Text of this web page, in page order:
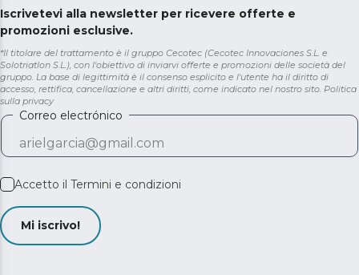
Iscrivetevi alla newsletter per ricevere offerte e
promozioni esclusive.
*Il titolare del trattamento è il gruppo Cecotec (Cecotec Innovaciones S.L. e
Solotriatlon S.L.), con l'obiettivo di inviarvi offerte e promozioni delle società del
gruppo. La base di legittimità è il consenso esplicito e l'utente ha il diritto di
accesso, rettifica, cancellazione e altri diritti, come indicato nel nostro sito. Politica
sulla privacy
Correo electrónico
Accetto il Termini e condizioni
Mi iscrivo!